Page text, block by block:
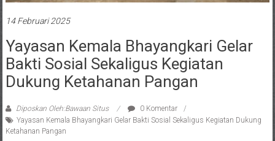
14 Februari 2025
Yayasan Kemala Bhayangkari Gelar
Bakti Sosial Sekaligus Kegiatan
Dukung Ketahanan Pangan
Diposkan Oleh:Bawaan Situs
0 Komentar
Yayasan Kemala Bhayangkari Gelar Bakti Sosial Sekaligus Kegiatan Dukung
Ketahanan Pangan